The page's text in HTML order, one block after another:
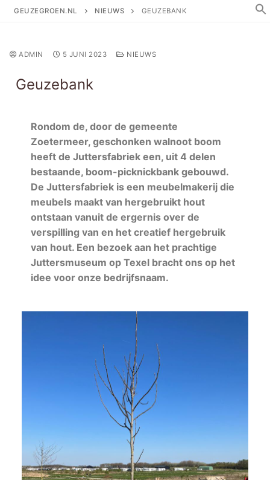
GEUZEGROEN.NL NIEUWS GEUZEBANK
ADMIN 5 JUNI 2023 NIEUWS
Geuzebank
Rondom de, door de gemeente
Zoetermeer, geschonken walnoot boom
heeft de Juttersfabriek een, uit 4 delen
bestaande, boom-picknickbank gebouwd.
De Juttersfabriek is een meubelmakerij die
meubels maakt van hergebruikt hout
ontstaan vanuit de ergernis over de
verspilling van en het creatief hergebruik
van hout. Een bezoek aan het prachtige
Juttersmuseum op Texel bracht ons op het
idee voor onze bedrijfsnaam.